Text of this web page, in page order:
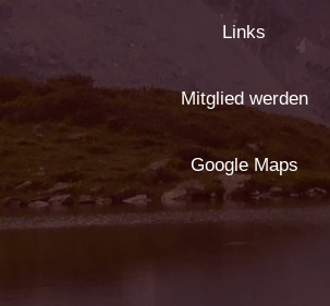
Links
Mitglied werden
Google Maps